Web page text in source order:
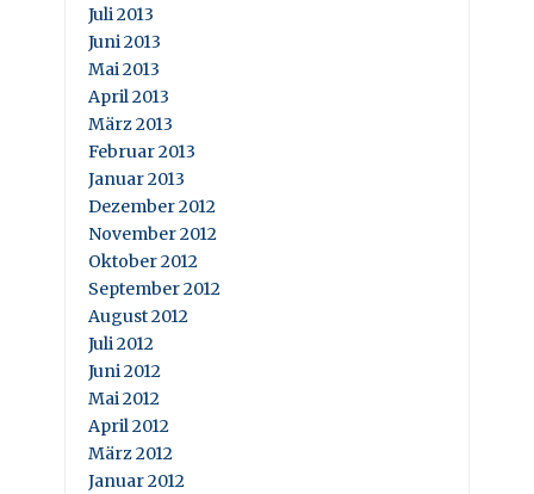
Juli 2013
Juni 2013
Mai 2013
April 2013
März 2013
Februar 2013
Januar 2013
Dezember 2012
November 2012
Oktober 2012
September 2012
August 2012
Juli 2012
Juni 2012
Mai 2012
April 2012
März 2012
Januar 2012